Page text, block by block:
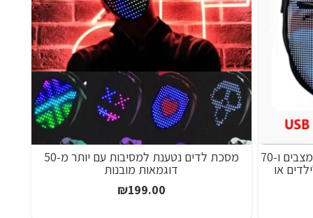
מסכת לדים למסיבות נטענת עם 45 מצבים ו-70
או
מסכת לדים נטענת למסיבות עם יותר מ-50
דוגמאות מובנות
₪199.00